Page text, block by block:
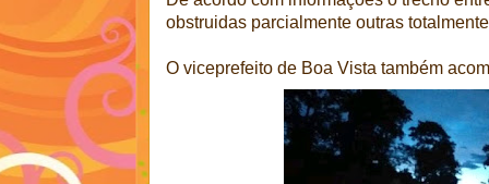
obstruidas parcialmente outras
O viceprefeito de Boa Vista também